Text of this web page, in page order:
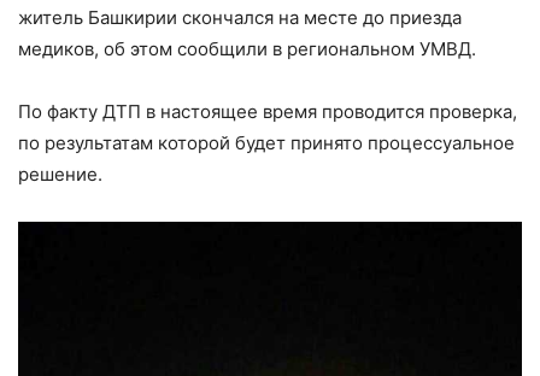
житель Башкирии скончался на месте до приезда
медиков, об этом сообщили в региональном УМВД.
По факту ДТП в настоящее время проводится проверка,
по результатам которой будет принято процессуальное
решение.